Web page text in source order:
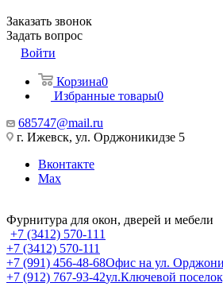
Заказать звонок
Задать вопрос
Войти
Корзина0
Избранные товары0
685747@mail.ru
г. Ижевск, ул. Орджоникидзе 5
Вконтакте
Max
Фурнитура для окон, дверей и мебели
+7 (3412) 570-111
+7 (3412) 570-111
+7 (991) 456-48-68Офис на ул.
+7 (912) 767-93-42ул.Ключевой